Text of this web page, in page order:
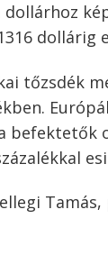
dollárhoz
dollárig
tőzsdék
befektetők